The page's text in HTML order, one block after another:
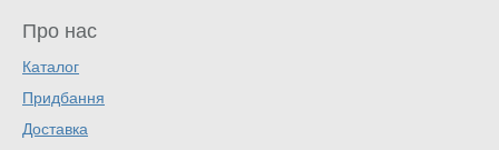
Про нас
Каталог
Придбання
Доставка